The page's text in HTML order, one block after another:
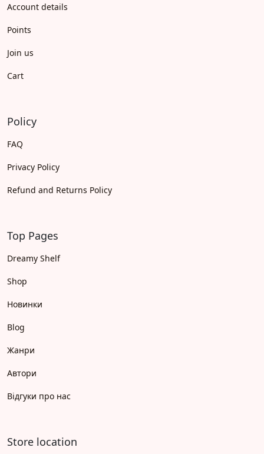
Account details
Points
Join us
Cart
Policy
FAQ
Privacy Policy
Refund and Returns Policy
Top Pages
Dreamy Shelf
Shop
Новинки
Blog
Жанри
Автори
Відгуки про нас
Store location